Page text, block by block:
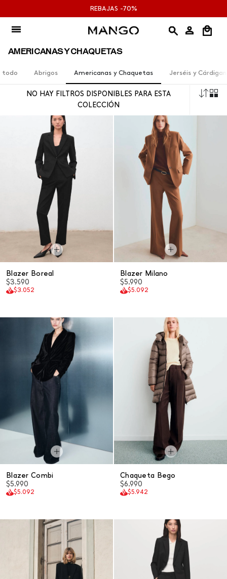
al
contenido
REBAJAS -70%
AMERICANAS Y CHAQUETAS
todo Abrigos Americanas y Chaquetas Jerséis y
NO HAY FILTROS DISPONIBLES PARA ESTA
COLECCIÓN
Blazer Boreal
$3.590
$3.052
Blazer Milano
$5.990
$5.092
Blazer Combi
$5.990
$5.092
Chaqueta Bego
$6.990
$5.942